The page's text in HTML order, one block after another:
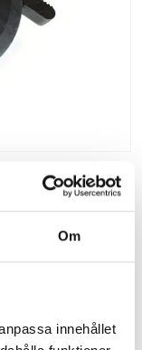
Om
innehållet